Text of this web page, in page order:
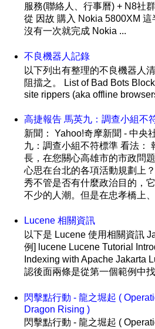
服務(聯絡人、行事曆) + N8社
從 因故 購入 Nokia 5800XM
沒有一次就完成 Nokia ...
不良機器人記錄
以下列出有整理的不良機器人
阻擋之。 List of Bad Bots
site rippers (aka offline
高捷報告 馬英九：調查小組不
新聞： Yahoo!奇摩新聞 - 中央
九：調查小組不符標準 看法：
長，在您關心高雄市的市政問
心思在台北的各項活動規劃上
秀不管是否有什麼政治目的，
不少的人潮。但是在忠孝橋上
Lucene 相關資訊
以下是 Lucene 使用相關資訊
例] lucene Lucene Tutorial
Indexing with Apache Jakarta
認後面兩條是從第一個範例中
閃擊點行動 - 龍之堀起 (
Dragon Rising )
閃擊點行動 - 龍之堀起 (